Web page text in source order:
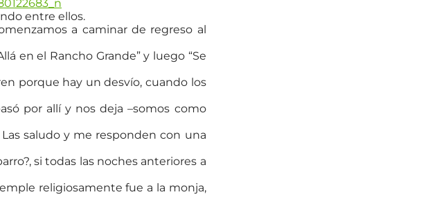
entre ellos.
a caminar de regreso al
en el Rancho Grande” y luego “Se
porque hay un desvío, cuando los
por allí y nos deja –somos como
saludo y me responden con una
si todas las noches anteriores a
religiosamente fue a la monja,